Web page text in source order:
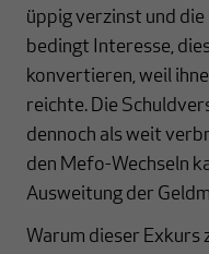
üppig verzinst und
bedingt Interesse,
konvertieren, weil
reichte. Die
dennoch als weit
den Mefo-Wechseln
Ausweitung der
Warum dieser Exkurs